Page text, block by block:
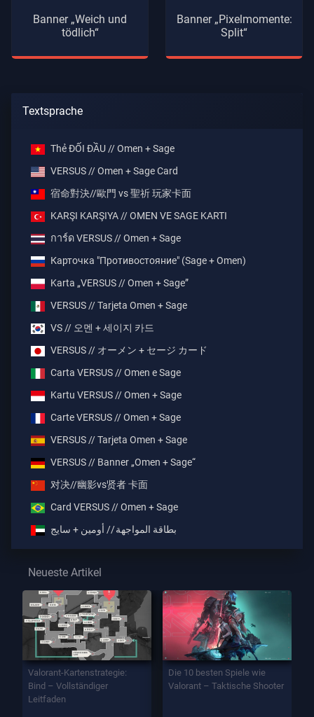
Banner „Weich und
tödlich“
Banner „Pixelmomente:
Split“
Textsprache
Thẻ ĐỐI ĐẦU // Omen + Sage
VERSUS // Omen + Sage Card
宿命對決//歐門 vs 聖祈 玩家卡面
KARŞI KARŞIYA // OMEN VE SAGE KARTI
การ์ด VERSUS // Omen + Sage
Карточка "Противостояние" (Sage + Omen)
Karta „VERSUS // Omen + Sage”
VERSUS // Tarjeta Omen + Sage
VS // 오멘 + 세이지 카드
VERSUS // オーメン + セージ カード
Carta VERSUS // Omen e Sage
Kartu VERSUS // Omen + Sage
Carte VERSUS // Omen + Sage
VERSUS // Tarjeta Omen + Sage
VERSUS // Banner „Omen + Sage“
对决//幽影vs贤者 卡面
Card VERSUS // Omen + Sage
بطاقة المواجهة // أومين + سايج
Neueste Artikel
Valorant-Kartenstrategie:
Bind – Vollständiger
Leitfaden
Die 10 besten Spiele wie
Valorant – Taktische Shooter